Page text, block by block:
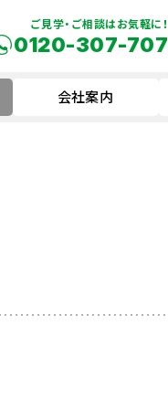
ご見学・ご相談はお気軽に！
0120-307-707
会社案内